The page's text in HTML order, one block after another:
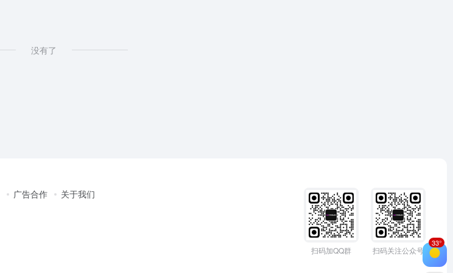
没有了
广告合作 关于我们
扫码加QQ群 扫码关注公众号
33°